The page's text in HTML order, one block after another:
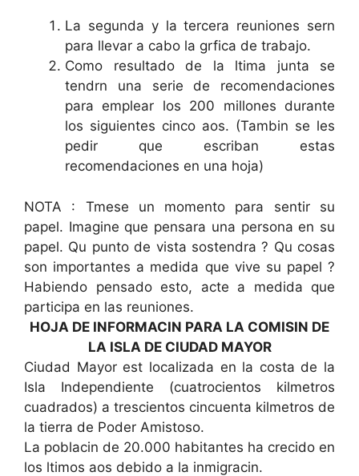
La segunda y la tercera reuniones sern
para llevar a cabo la grfica de trabajo.
Como resultado de la ltima junta se
tendrn una serie de recomendaciones
para emplear los 200 millones durante
los siguientes cinco aos. (Tambin se les
pedir que escriban estas
recomendaciones en una hoja)
NOTA : Tmese un momento para sentir su
papel. Imagine que pensara una persona en su
papel. Qu punto de vista sostendra ? Qu cosas
son importantes a medida que vive su papel ?
Habiendo pensado esto, acte a medida que
participa en las reuniones.
HOJA DE INFORMACIN PARA LA COMISIN DE
LA ISLA DE CIUDAD MAYOR
Ciudad Mayor est localizada en la costa de la
Isla Independiente (cuatrocientos kilmetros
cuadrados) a trescientos cincuenta kilmetros de
la tierra de Poder Amistoso.
La poblacin de 20.000 habitantes ha crecido en
los ltimos aos debido a la inmigracin.